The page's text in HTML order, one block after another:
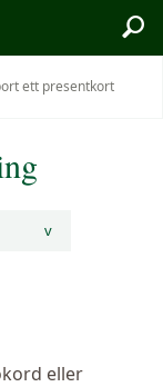
Sök
ett presentkort
v
eller